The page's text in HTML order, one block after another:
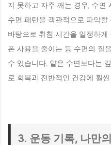
지 못하고 자주 깨는 경우, 수면
수면 패턴을 객관적으로 파악
바탕으로 취침 시간을 일정하
폰 사용을 줄이는 등 수면의 질
수 있습니다. 얕은 수면보다는
로 회복과 전반적인 건강에 훨
3. 운동 기록, 나만